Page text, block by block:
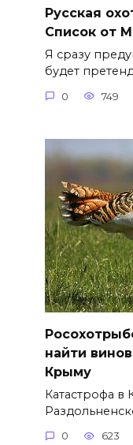
Русская
Список от
Я сразу
будет
0 749
найти
Крыму
Катастрофа
0 623